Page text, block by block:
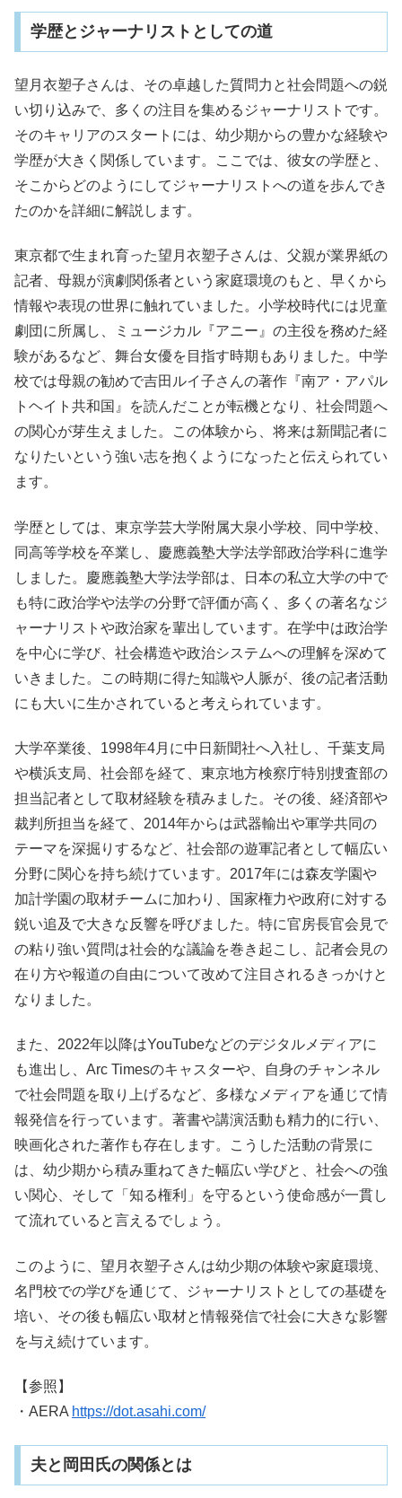
学歴とジャーナリストとしての道
望月衣塑子さんは、その卓越した質問力と社会問題への鋭
い切り込みで、多くの注目を集めるジャーナリストです。
そのキャリアのスタートには、幼少期からの豊かな経験や
学歴が大きく関係しています。ここでは、彼女の学歴と、
そこからどのようにしてジャーナリストへの道を歩んでき
たのかを詳細に解説します。
東京都で生まれ育った望月衣塑子さんは、父親が業界紙の
記者、母親が演劇関係者という家庭環境のもと、早くから
情報や表現の世界に触れていました。小学校時代には児童
劇団に所属し、ミュージカル『アニー』の主役を務めた経
験があるなど、舞台女優を目指す時期もありました。中学
校では母親の勧めで吉田ルイ子さんの著作『南ア・アパル
トヘイト共和国』を読んだことが転機となり、社会問題へ
の関心が芽生えました。この体験から、将来は新聞記者に
なりたいという強い志を抱くようになったと伝えられてい
ます。
学歴としては、東京学芸大学附属大泉小学校、同中学校、
同高等学校を卒業し、慶應義塾大学法学部政治学科に進学
しました。慶應義塾大学法学部は、日本の私立大学の中で
も特に政治学や法学の分野で評価が高く、多くの著名なジ
ャーナリストや政治家を輩出しています。在学中は政治学
を中心に学び、社会構造や政治システムへの理解を深めて
いきました。この時期に得た知識や人脈が、後の記者活動
にも大いに生かされていると考えられています。
大学卒業後、1998年4月に中日新聞社へ入社し、千葉支局
や横浜支局、社会部を経て、東京地方検察庁特別捜査部の
担当記者として取材経験を積みました。その後、経済部や
裁判所担当を経て、2014年からは武器輸出や軍学共同の
テーマを深掘りするなど、社会部の遊軍記者として幅広い
分野に関心を持ち続けています。2017年には森友学園や
加計学園の取材チームに加わり、国家権力や政府に対する
鋭い追及で大きな反響を呼びました。特に官房長官会見で
の粘り強い質問は社会的な議論を巻き起こし、記者会見の
在り方や報道の自由について改めて注目されるきっかけと
なりました。
また、2022年以降はYouTubeなどのデジタルメディアに
も進出し、Arc Timesのキャスターや、自身のチャンネル
で社会問題を取り上げるなど、多様なメディアを通じて情
報発信を行っています。著書や講演活動も精力的に行い、
映画化された著作も存在します。こうした活動の背景に
は、幼少期から積み重ねてきた幅広い学びと、社会への強
い関心、そして「知る権利」を守るという使命感が一貫し
て流れていると言えるでしょう。
このように、望月衣塑子さんは幼少期の体験や家庭環境、
名門校での学びを通じて、ジャーナリストとしての基礎を
培い、その後も幅広い取材と情報発信で社会に大きな影響
を与え続けています。
【参照】
・AERA https://dot.asahi.com/
夫と岡田氏の関係とは